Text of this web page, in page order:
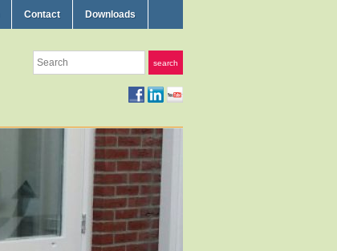
Contact Downloads
Search search